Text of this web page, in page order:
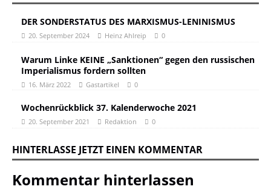
DER SONDERSTATUS DES MARXISMUS-LENINISMUS
20. September 2024 Heinz Ahlreip 0
Warum Linke KEINE „Sanktionen“ gegen den russischen
Imperialismus fordern sollten
16. März 2022 Gastartikel 0
Wochenrückblick 37. Kalenderwoche 2021
20. September 2021 Redaktion 0
HINTERLASSE JETZT EINEN KOMMENTAR
Kommentar hinterlassen